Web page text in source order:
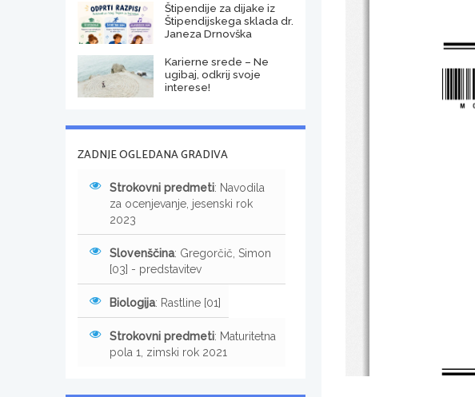
Štipendije za dijake iz
Štipendijskega sklada dr.
Janeza Drnovška
Karierne srede – Ne
ugibaj, odkrij svoje
interese!
ZADNJE OGLEDANA GRADIVA
Strokovni predmeti: Navodila
za ocenjevanje, jesenski rok
2023
Slovenščina: Gregorčič, Simon
[03] - predstavitev
Biologija: Rastline [01]
Strokovni predmeti: Maturitetna
pola 1, zimski rok 2021